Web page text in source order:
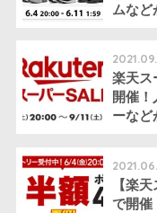
ムなど
楽天ス
開催
ーなど
【楽
で開催